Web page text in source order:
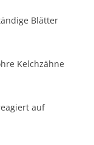
Blätter
Kelchzähne
auf